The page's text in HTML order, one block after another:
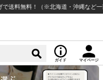
料！（※北海道・沖縄など一部例外
ガイド マイページ